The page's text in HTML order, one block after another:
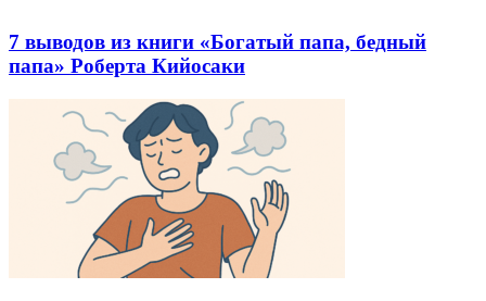
7 выводов из книги «Богатый папа, бедный
папа» Роберта Кийосаки